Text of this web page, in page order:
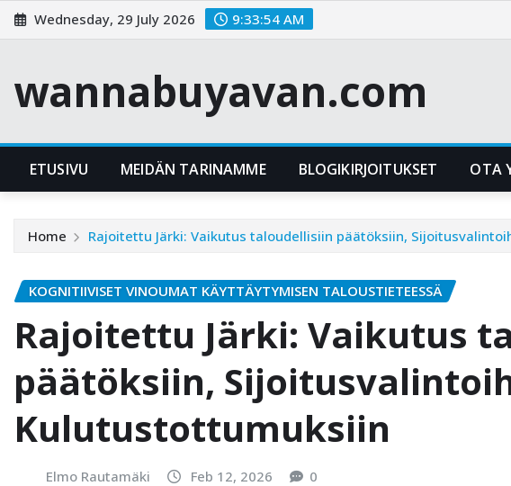
Skip
to
Wednesday, 29 July 2026 9:33:55 AM
wannabuyavan.com
ETUSIVU MEIDÄN TARINAMME BLOGIKIRJOITUKSET OTA
Home Rajoitettu Järki: Vaikutus taloudellisiin päätöksiin,
KOGNITIIVISET VINOUMAT KÄYTTÄYTYMISEN TALOUSTIETEESSÄ
Rajoitettu Järki: Vaikutus
päätöksiin,
Kulutustottumuksiin
Elmo Rautamäki Feb 12, 2026 0